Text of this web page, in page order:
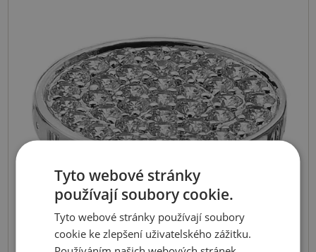
Tyto webové stránky
používají soubory cookie.
Tyto webové stránky používají soubory
cookie ke zlepšení uživatelského zážitku.